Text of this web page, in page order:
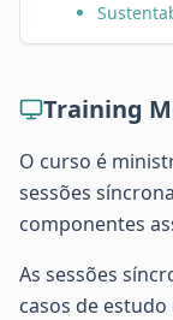
Training
O curso é
sessões
componentes
As sessões
casos de